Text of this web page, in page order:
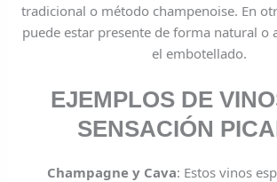
tradicional o método champenoise. En
puede estar presente de forma natural o
el embotellado.
EJEMPLOS DE
SENSACIÓN
Champagne y Cava: Estos vinos